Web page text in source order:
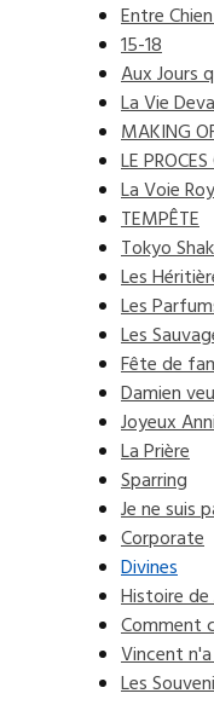
Entre
15-18
Aux Jours
La Vie
MAKING
LE
La Voie
TEMPÊTE
Tokyo
Les
Les
Les
Fête de
Damien
Joyeux
La Prière
Sparring
Je ne suis
Corporate
Divines
Histoire de
Comment
Vincent
Les